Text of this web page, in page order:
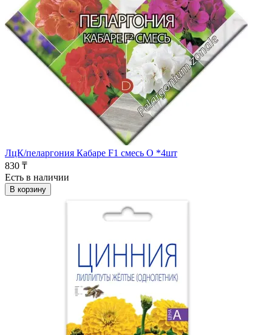
ЛцК/пеларгония Кабаре F1 смесь О *4шт
830 ₸
Есть в наличии
В корзину